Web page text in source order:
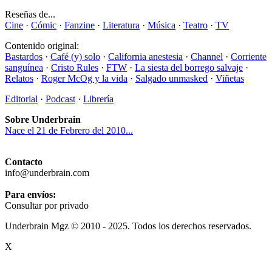
Reseñas de...
Cine · Cómic · Fanzine · Literatura · Música · Teatro · TV
Contenido original:
Bastardos · Café (y) solo · California anestesia · Channel · Corriente
sanguínea · Cristo Rules · FTW · La siesta del borrego salvaje ·
Relatos · Roger McOg y la vida · Salgado unmasked · Viñetas
Editorial · Podcast · Librería
Sobre Underbrain
Nace el 21 de Febrero del 2010...
Contacto
info@underbrain.com
Para envíos:
Consultar por privado
Underbrain Mgz © 2010 - 2025. Todos los derechos reservados.
X